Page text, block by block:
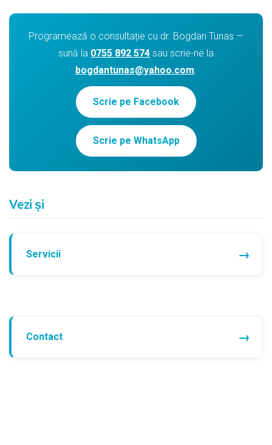
Programează o consultație cu dr. Bogdan Tunas —
sună la 0755 892 574 sau scrie-ne la
bogdantunas@yahoo.com.
Scrie pe Facebook
Scrie pe WhatsApp
Vezi și
Servicii
Contact